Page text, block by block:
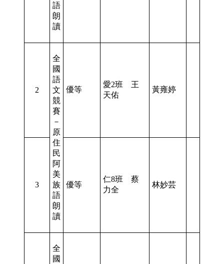
語
朗
讀
2
全
國
語
文
競
賽
－
原
住
民
阿
美
族
語
朗
讀
優等
愛2班 王
天佑
黃雍婷
3 優等
仁8班 蔡
力全
林妙芸
全
國